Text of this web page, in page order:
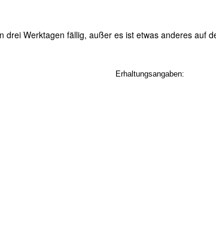
Werktagen fällig, außer es ist etwas anderes auf
Erhaltungsangaben: